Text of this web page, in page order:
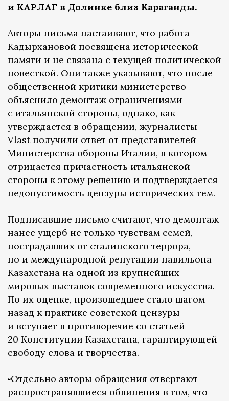
и КАРЛАГ в Долинке близ Караганды.
Авторы письма настаивают, что работа
Кадырхановой посвящена исторической
памяти и не связана с текущей политической
повесткой. Они также указывают, что после
общественной критики министерство
объяснило демонтаж ограничениями
с итальянской стороны, однако, как
утверждается в обращении, журналисты
Vlast получили ответ от представителей
Министерства обороны Италии, в котором
отрицается причастность итальянской
стороны к этому решению и подтверждается
недопустимость цензуры исторических тем.
Подписавшие письмо считают, что демонтаж
нанес ущерб не только чувствам семей,
пострадавших от сталинского террора,
но и международной репутации павильона
Казахстана на одной из крупнейших
мировых выставок современного искусства.
По их оценке, произошедшее стало шагом
назад к практике советской цензуры
и вступает в противоречие со статьей
20 Конституции Казахстана, гарантирующей
свободу слова и творчества.
▫️Отдельно авторы обращения отвергают
распространявшиеся обвинения в том, что